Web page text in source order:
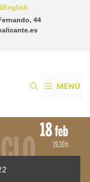
44
English
MENÚ